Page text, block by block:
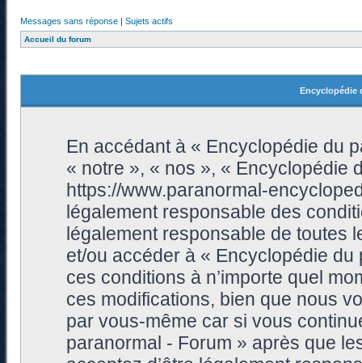
Messages sans réponse | Sujets actifs
Accueil du forum
Encyclopédie
En accédant à « Encyclopédie du
« notre », « nos », « Encyclopédie
https://www.paranormal-
légalement responsable des
légalement responsable de toutes
et/ou accéder à « Encyclopédie
ces conditions à n’importe quel
ces modifications, bien que nous
par vous-même car si vous
paranormal - Forum » après que